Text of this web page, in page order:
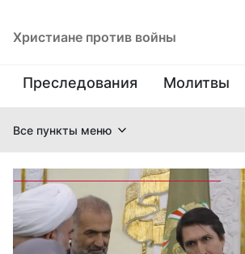
Христиане против войны
Преследования Молитвы
Все пункты меню